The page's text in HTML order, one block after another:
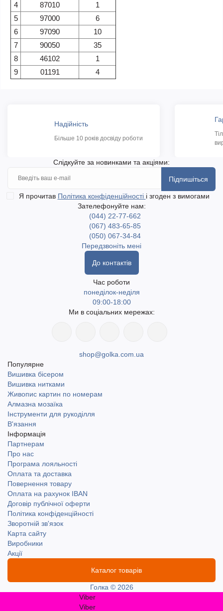
4
87010
1
5
97000
6
6
97090
10
7
90050
35
8
46102
1
9
01191 4
Надійність
Більше 10 років досвіду роботи
Слідкуйте за новинками та акціями:
Підпишіться
Я прочитав Політика конфіденційності і згоден з вимогами
Зателефонуйте нам:
(044) 22-77-662
(067) 483-65-85
(050) 067-34-84
Передзвоніть мені
До контактів
Час роботи
понеділок-неділя
09:00-18:00
Ми в соціальних мережах:
shop@golka.com.ua
Популярне
Вишивка бісером
Вишивка нитками
Живопис картин по номерам
Алмазна мозаїка
Інструменти для рукоділля
В'язання
Інформація
Партнерам
Про нас
Програма лояльності
Оплата та доставка
Повернення товару
Оплата на рахунок IBAN
Договір публічної оферти
Політика конфіденційності
Зворотній зв'язок
Карта сайту
Виробники
Акції
Каталог товарів
Голка © 2026
Viber
Viber